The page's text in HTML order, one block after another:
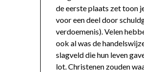
de eerste plaats zet toon
voor een deel door
verdoemenis). Velen
ook al was de
slagveld die hun leven
lot. Christenen zouden